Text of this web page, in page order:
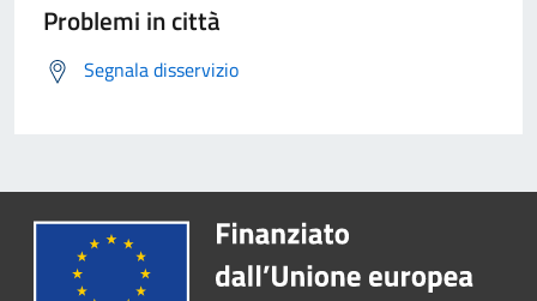
Problemi in città
Segnala disservizio